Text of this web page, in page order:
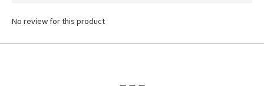
No review for this product